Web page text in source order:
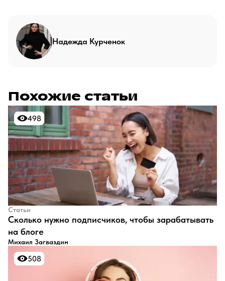
Надежда Курченок
Похожие статьи
498
498
Статьи
​Сколько нужно подписчиков, чтобы зарабатывать
на блоге
Михаил Загваздин
508
508